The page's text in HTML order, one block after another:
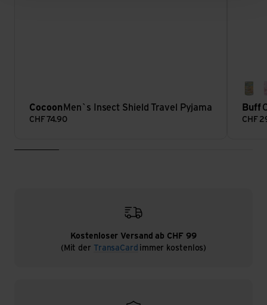
Cocoon Men`s Insect Shield Travel Pyjama
CHF 74.90
Buff
CHF
Kostenloser Versand ab CHF 99
(Mit der TransaCard immer kostenlos)